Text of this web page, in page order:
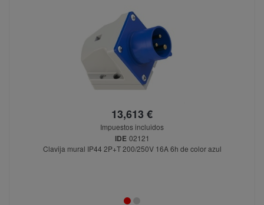
13,613 €
Impuestos incluidos
IDE 02121
Clavija mural IP44 2P+T 200/250V 16A 6h de color azul